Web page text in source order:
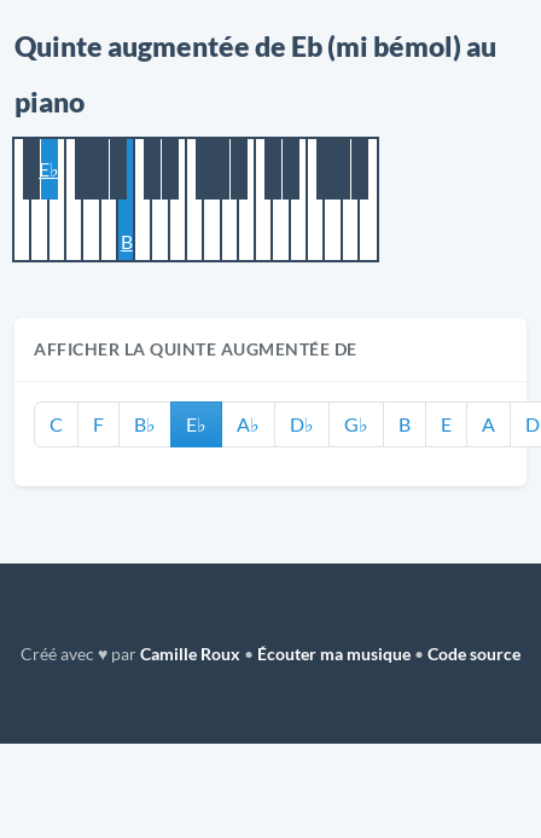
Quinte augmentée de Eb (mi bémol) au
piano
E♭
B
AFFICHER LA QUINTE AUGMENTÉE DE
C F B♭ E♭ A♭ D♭ G♭ B E A D
Créé avec ♥ parCamille Roux • Écouter ma musique • Code source